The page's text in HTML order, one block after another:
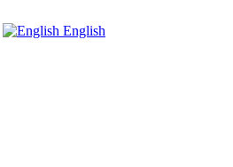
English